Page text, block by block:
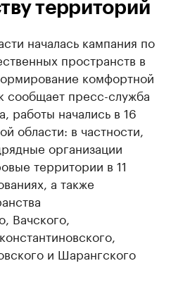
территорий
началась кампания по
пространств в
комфортной
сообщает пресс-служба
работы начались в 16
области: в частности,
организации
территории в 11
а также
Вачского,
и Шарангского